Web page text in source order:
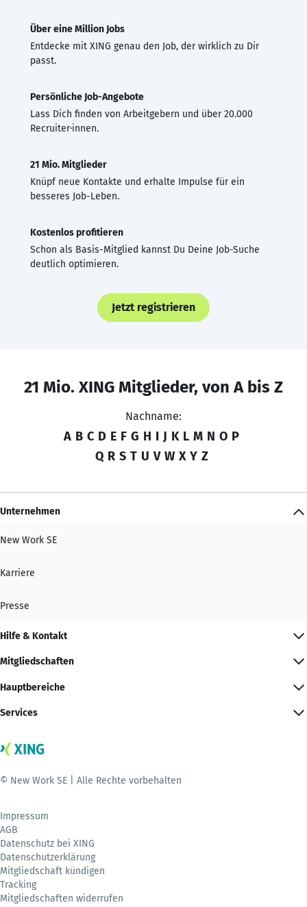
Über eine Million Jobs
Entdecke mit XING genau den Job, der wirklich zu Dir
passt.
Persönliche Job-Angebote
Lass Dich finden von Arbeitgebern und über 20.000
Recruiter·innen.
21 Mio. Mitglieder
Knüpf neue Kontakte und erhalte Impulse für ein
besseres Job-Leben.
Kostenlos profitieren
Schon als Basis-Mitglied kannst Du Deine Job-Suche
deutlich optimieren.
Jetzt registrieren
21 Mio. XING Mitglieder, von A bis Z
Nachname:
A B C D E F G H I J K L M N O P
Q R S T U V W X Y Z
Unternehmen
New Work SE
Karriere
Presse
Hilfe & Kontakt
Mitgliedschaften
Hauptbereiche
Services
© New Work SE | Alle Rechte vorbehalten
Impressum
AGB
Datenschutz bei XING
Datenschutzerklärung
Mitgliedschaft kündigen
Tracking
Mitgliedschaften widerrufen